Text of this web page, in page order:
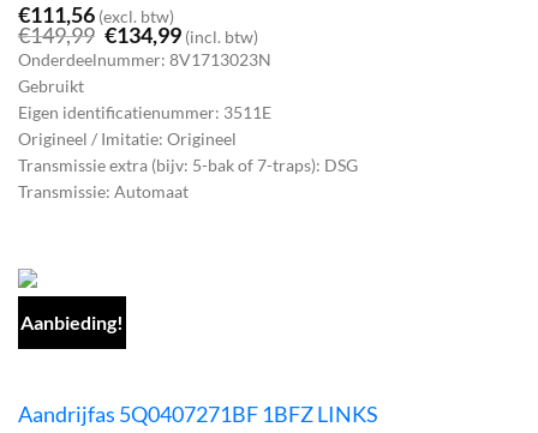
€111,56 (excl. btw)
€149,99 Oorspronkelijke
prijs
was:
€134,99Huidige
prijs
is:
(incl. btw)
Onderdeelnummer: 8V1713023N
Gebruikt
Eigen identificatienummer: 3511E
Origineel / Imitatie: Origineel
Transmissie extra (bijv: 5-bak of 7-traps): DSG
Transmissie: Automaat
Aanbieding!
Aandrijfas 5Q0407271BF 1BFZ LINKS